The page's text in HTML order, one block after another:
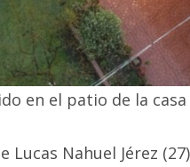
en el patio de la
Lucas Nahuel Jérez